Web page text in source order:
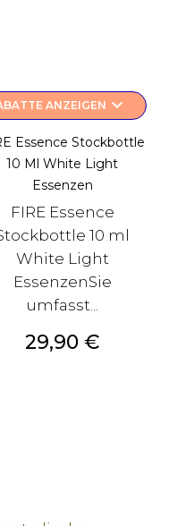
ANZEIGEN keyboard_arrow_down
Essence Stockbottle
10 Ml White Light
Essenzen
FIRE Essence
10 ml
White Light
EssenzenSie
umfasst...
Preis
29,90 €